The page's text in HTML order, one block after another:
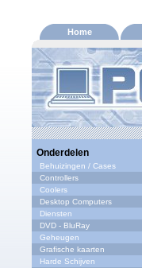
Home
Onderdelen
Behuizingen / Cases
Controllers
Coolers
Desktop Computers
Diensten
DVD - BluRay
Geheugen
Grafische kaarten
Harde Schijven